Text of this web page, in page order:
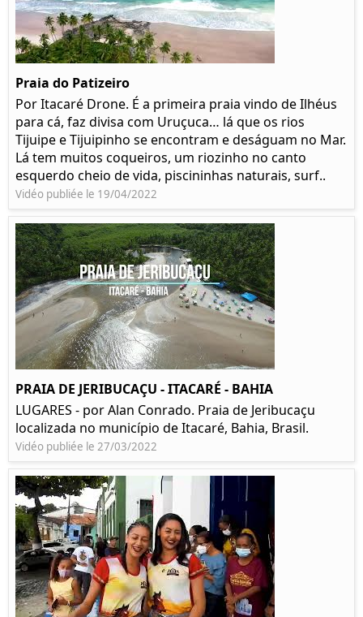
Praia do Patizeiro
Por Itacaré Drone. É a primeira praia vindo de Ilhéus
para cá, faz divisa com Uruçuca… lá que os rios
Tijuipe e Tijuipinho se encontram e deságuam no Mar.
Lá tem muitos coqueiros, um riozinho no canto
esquerdo cheio de vida, piscininhas naturais, surf..
Vidéo publiée le 19/04/2022
PRAIA DE JERIBUCAÇU - ITACARÉ - BAHIA
LUGARES - por Alan Conrado. Praia de Jeribucaçu
localizada no município de Itacaré, Bahia, Brasil.
Vidéo publiée le 27/03/2022